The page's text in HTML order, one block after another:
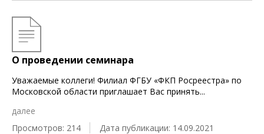
О проведении семинара
Уважаемые коллеги! Филиал ФГБУ «ФКП Росреестра» по
Московской области приглашает Вас принять...
далее
Просмотров: 214
Дата публикации: 14.09.2021